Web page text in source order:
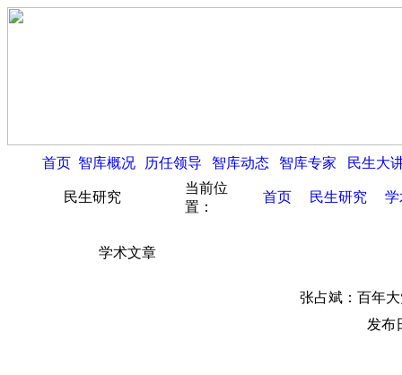
首页 智库概况 历任领导 智库动态 智库专家 民生大
民生研究
当前位
置：
首页 民生研究 学
学术文章
张占斌：百年
发布